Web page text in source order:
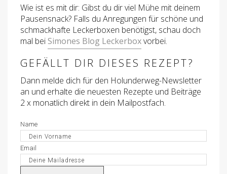
Wie ist es mit dir: Gibst du dir viel Mühe mit deinem
Pausensnack? Falls du Anregungen für schöne und
schmackhafte Leckerboxen benötigst, schau doch
mal bei Simones Blog Leckerboxvorbei.
GEFÄLLT DIR DIESES REZEPT?
Dann melde dich für den Holunderweg-Newsletter
an und erhalte die neuesten Rezepte und Beiträge
2 x monatlich direkt in dein Mailpostfach.
Name
Email